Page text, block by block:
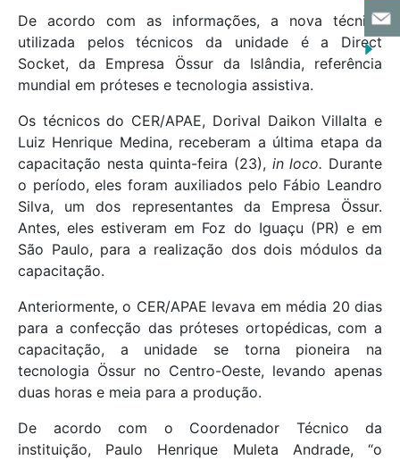
De acordo com as informações, a nova técnica
utilizada pelos técnicos da unidade é a Direct
Socket, da Empresa Össur da Islândia, referência
mundial em próteses e tecnologia assistiva.
Os técnicos do CER/APAE, Dorival Daikon Villalta e
Luiz Henrique Medina, receberam a última etapa da
capacitação nesta quinta-feira (23), in loco. Durante
o período, eles foram auxiliados pelo Fábio Leandro
Silva, um dos representantes da Empresa Össur.
Antes, eles estiveram em Foz do Iguaçu (PR) e em
São Paulo, para a realização dos dois módulos da
capacitação.
Anteriormente, o CER/APAE levava em média 20 dias
para a confecção das próteses ortopédicas, com a
capacitação, a unidade se torna pioneira na
tecnologia Össur no Centro-Oeste, levando apenas
duas horas e meia para a produção.
De acordo com o Coordenador Técnico da
instituição, Paulo Henrique Muleta Andrade, “o